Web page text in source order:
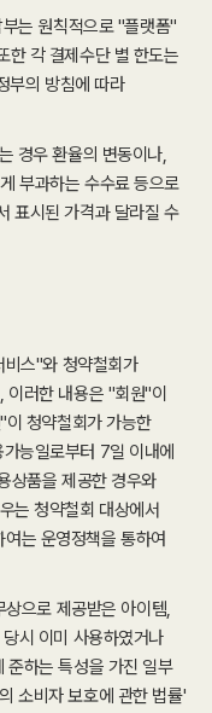
는 원칙적으로 "플랫폼"
한 각 결제수단 별 한도는
부의 방침에 따라
경우 환율의 변동이나,
부과하는 수수료 등으로
표시된 가격과 달라질 수
스"와 청약철회가
러한 내용은 "회원"이
청약철회가 가능한
능일로부터 7일 이내에
상품을 제공한 경우와
는 청약철회 대상에서
는 운영정책을 통하여
으로 제공받은 아이템,
시 이미 사용하였거나
준하는 특성을 가진 일부
소비자 보호에 관한 법률'